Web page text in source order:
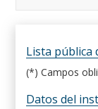
Lista pública
(*) Campos
Datos del